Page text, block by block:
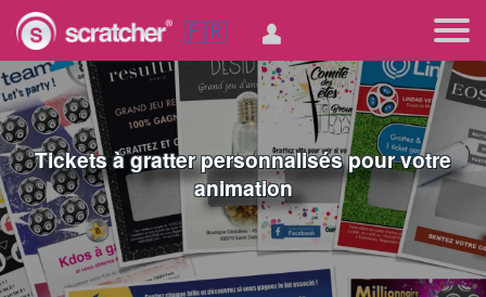
🇫🇷
Tickets à gratter personnalisés pour votre
animation